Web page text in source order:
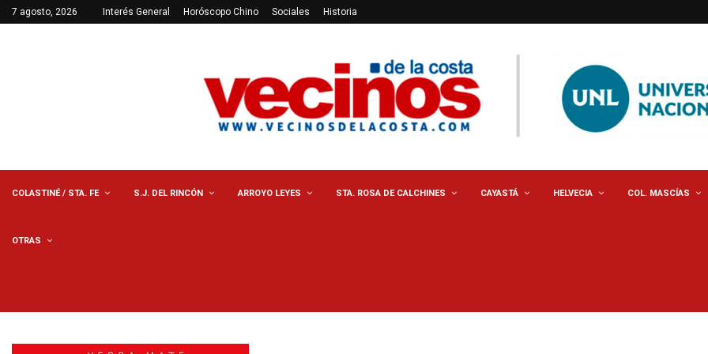
7 agosto, 2026 Interés General Horóscopo Chino Sociales Historia
COLASTINÉ / STA. FE S.J. DEL RINCÓN ARROYO LEYES STA. ROSA DE CALCHINES CAYASTÁ HELVECIA COL. MASCÍAS
OTRAS